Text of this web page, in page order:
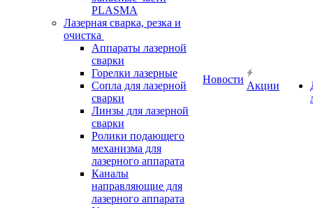
PLASMA
Лазерная сварка, резка и
очистка
Аппараты лазерной
сварки
Горелки лазерные
Сопла для лазерной
сварки
Линзы для лазерной
сварки
Ролики подающего
механизма для
лазерного аппарата
Каналы
направляющие для
лазерного аппарата
Новости
Акции